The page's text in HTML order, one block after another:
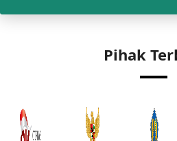
Pihak